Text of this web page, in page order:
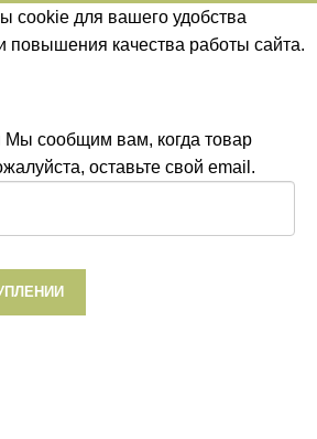
cookie для вашего удобства
повышения качества работы сайта.
Мы сообщим вам, когда товар
оставьте свой email.